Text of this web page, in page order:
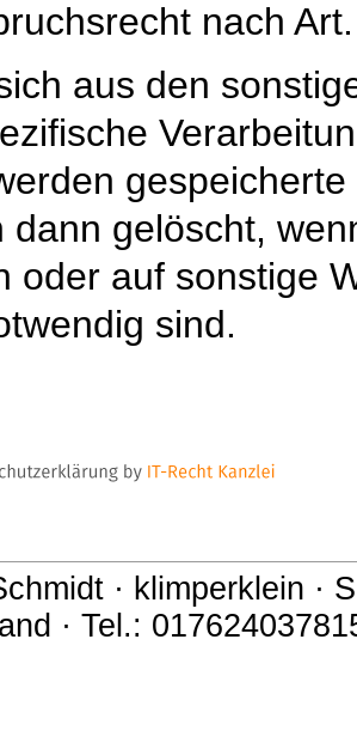
nach
aus den
dann gelöscht,
oder auf sonstige
sind.
· klimperklein ·
· Tel.: